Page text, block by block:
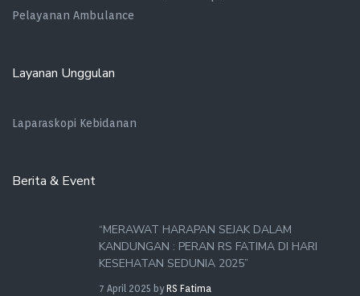
Pelayanan Ambulance
Layanan Unggulan
Laparaskopi Kebidanan
Berita & Event
“MERAWAT HARAPAN SEJAK DALAM
KANDUNGAN : PERAN RS FATIMA DI HARI
KESEHATAN SEDUNIA 2025”
7 April 2025 by RS Fatima